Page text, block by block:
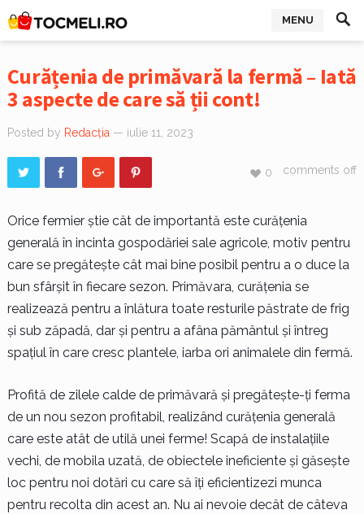
MENU
Curățenia de primăvară la fermă – Iată
3 aspecte de care să ții cont!
Posted by Redacția — iulie 11, 2023
comments off
0
Orice fermier știe cât de importantă este curățenia
generală în incinta gospodăriei sale agricole, motiv pentru
care se pregătește cât mai bine posibil pentru a o duce la
bun sfârșit în fiecare sezon. Primăvara, curățenia se
realizează pentru a înlătura toate resturile păstrate de frig
și sub zăpadă, dar și pentru a afâna pământul și întreg
spațiul în care cresc plantele, iarba ori animalele din fermă.
Profită de zilele calde de primăvară și pregătește-ți ferma
de un nou sezon profitabil, realizând curățenia generală
care este atât de utilă unei ferme! Scapă de instalațiile
vechi, de mobila uzată, de obiectele ineficiente și găsește
loc pentru noi dotări cu care să îți eficientizezi munca
pentru recolta din acest an. Nu ai nevoie decât de câteva